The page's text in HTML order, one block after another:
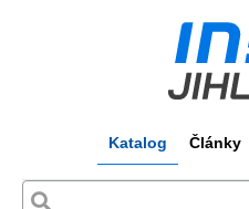
Katalog Články